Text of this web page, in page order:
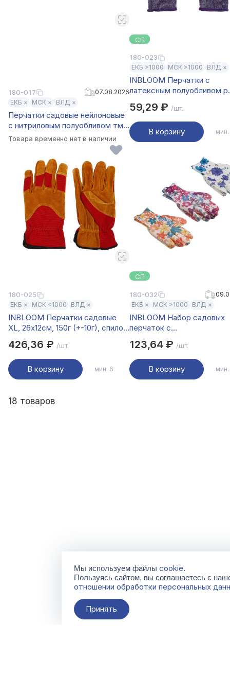
180-017
07.08.2026
ЕКБ ×
МСК × ВЛД ×
Перчатки садовые нейлоновые
с нитриловым полуобливом тм
INBLOOM, р.10, 24.5см, 34 г
Товара временно нет в наличии
СП
180-023
ЕКБ >1000 МСК >1000 ВЛД ×
INBLOOM Перчатки с
латексным полуобливом
59,29 ₽ /шт.
В корзину мин.
180-025
ЕКБ × МСК <1000 ВЛД ×
INBLOOM Перчатки садовые
XL, 26х12см, 150г (+-10г), спилок,
426,36 ₽ /шт.
В корзину мин. 6
СП
180-032
ЕКБ ×
МСК >1000 ВЛД ×
INBLOOM Набор садовых
перчаток с
полиэстер, 3 пары, р.9,
31г, разноцветные
123,64 ₽ /шт.
В корзину мин.
18 товаров
Мы используем файлы cookie.
Пользуясь сайтом, вы соглашаетесь с
отношении обработки персональных
Принять